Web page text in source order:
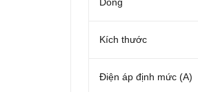
Kích thước
Điện áp định mức (A)